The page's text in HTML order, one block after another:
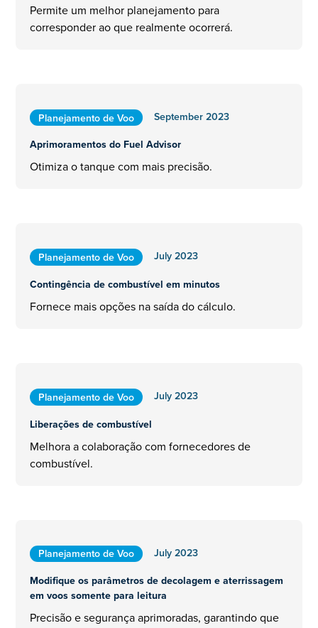
Permite um melhor planejamento para
corresponder ao que realmente ocorrerá.
Planejamento de Voo
September 2023
Aprimoramentos do Fuel Advisor
Otimiza o tanque com mais precisão.
Planejamento de Voo
July 2023
Contingência de combustível em minutos
Fornece mais opções na saída do cálculo.
Planejamento de Voo
July 2023
Liberações de combustível
Melhora a colaboração com fornecedores de
combustível.
Planejamento de Voo
July 2023
Modifique os parâmetros de decolagem e aterrissagem
em voos somente para leitura
Precisão e segurança aprimoradas, garantindo que